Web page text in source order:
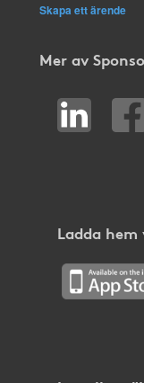
Skapa ett ärende
Mer av
Ladda